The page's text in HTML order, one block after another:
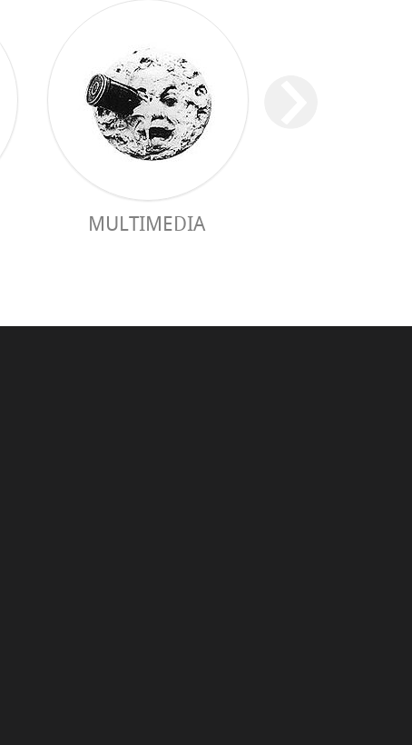
MULTIMEDIA